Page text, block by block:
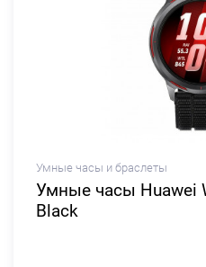
Умные часы и браслеты
Умные часы Huawei
Black